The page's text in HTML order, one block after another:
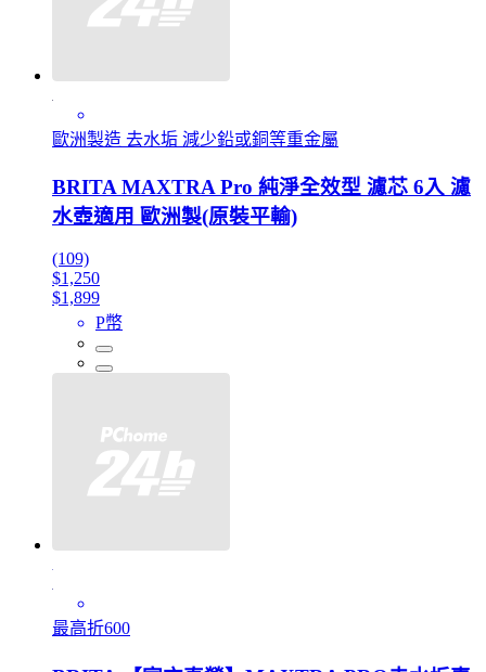
歐洲製造 去水垢 減少鉛或銅等重金屬
BRITA MAXTRA Pro 純淨全效型 濾芯 6入 濾
水壺適用 歐洲製(原裝平輸)
(109)
$1,250
$1,899
P幣
最高折600